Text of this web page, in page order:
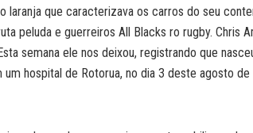
laranja que caracterizava os carros do seu
peluda e guerreiros All Blacks ro rugby. Chris
semana ele nos deixou, registrando que
hospital de Rotorua, no dia 3 deste agosto